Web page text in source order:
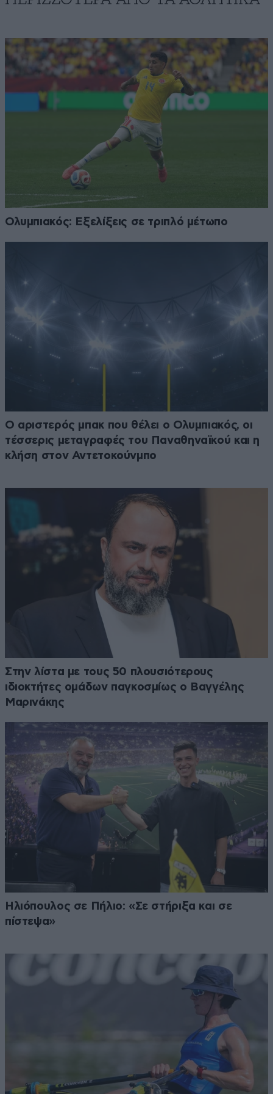
Ολυμπιακός: Εξελίξεις σε τριπλό μέτωπο
Ο αριστερός μπακ που θέλει ο Ολυμπιακός, οι
τέσσερις μεταγραφές του Παναθηναϊκού και η
κλήση στον Αντετοκούνμπο
Στην λίστα με τους 50 πλουσιότερους
ιδιοκτήτες ομάδων παγκοσμίως ο Βαγγέλης
Μαρινάκης
Ηλιόπουλος σε Πήλιο: «Σε στήριξα και σε
πίστεψα»